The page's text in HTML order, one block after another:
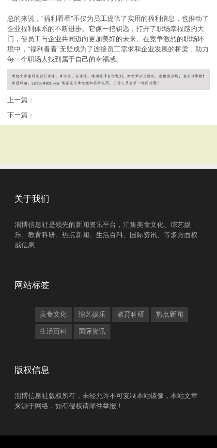
总的来说，“福利看看”不仅为员工提供了实用的福利信息，也推动了
企业福利体系的不断进步。它像一把钥匙，打开了职场幸福感的大
门，使员工与企业共同迈向更加美好的未来。在竞争激烈的职场环
境中，“福利看看”无疑成为了连接员工需求和企业发展的桥梁，助力
每一个职场人找到属于自己的幸福感。
上一篇：
下一篇：
关于我们
淄博信息社是领先的新闻资讯平台，汇集美食文化、综艺娱
乐、教育科研、热点新闻、生活百科、国际资讯、等多方面权
威信息
网站标签
美食文化 综艺娱乐 教育科研 热点新闻
生活百科 国际资讯
版权信息
淄博信息社版权所有，未经允许不可复制本站镜像，本站文章
来源于网络，如有侵权请邮件举报！